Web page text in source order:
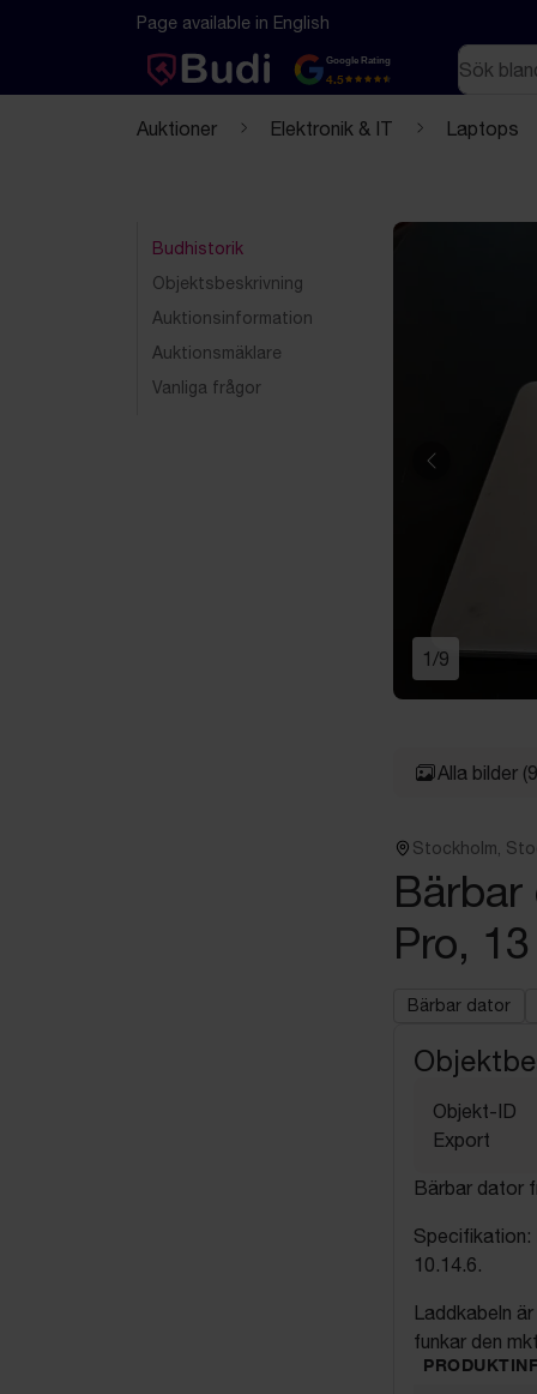
Hoppa till innehåll
Textbaserad (markdown) version av denna sida
Page available in English
Google Rating
4.5
Sök
Auktioner Elektronik & IT Laptops
Budhistorik
Objektsbeskrivning
Auktionsinformation
Auktionsmäklare
Vanliga frågor
Föregående
1 /9
Alla bilder
Stockholm,
Pro,
Bärbar dator
Objekt-ID
Export
Bärbar dator
Specifikation:
10.14.6.
Laddkabeln
funkar den